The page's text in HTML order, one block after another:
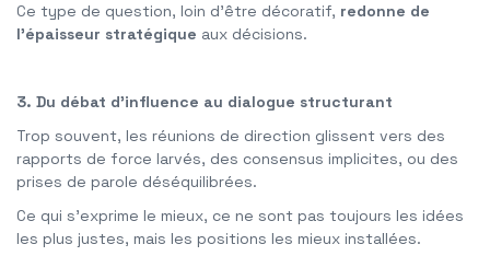
Ce type de question, loin d’être décoratif, redonne de
l’épaisseur stratégique aux décisions.
3. Du débat d’influence au dialogue structurant
Trop souvent, les réunions de direction glissent vers des
rapports de force larvés, des consensus implicites, ou des
prises de parole déséquilibrées.
Ce qui s’exprime le mieux, ce ne sont pas toujours les idées
les plus justes, mais les positions les mieux installées.